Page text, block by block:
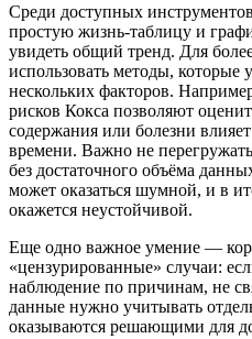
Среди доступных
простую жизнь-таблицу и
увидеть общий тренд. Для
использовать методы, которые
нескольких факторов.
рисков Кокса позволяют
содержания или болезни
времени. Важно не
без достаточного объёма
может оказаться шумной, и в
окажется неустойчивой.
Еще одно важное умение —
«цензурированные» случаи:
наблюдение по причинам, не
данные нужно учитывать
оказываются решающими для